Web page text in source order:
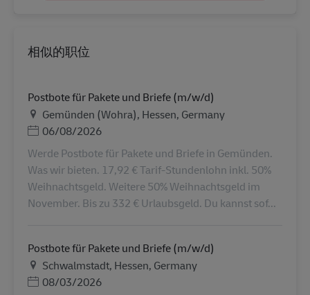
相似的职位
Postbote für Pakete und Briefe (m/w/d)
地点Gemünden (Wohra), Hessen, Germany
Posted Date
06/08/2026
Werde Postbote für Pakete und Briefe in Gemünden.
Was wir bieten. 17,92 € Tarif-Stundenlohn inkl. 50%
Weihnachtsgeld. Weitere 50% Weihnachtsgeld im
November. Bis zu 332 € Urlaubsgeld. Du kannst sof...
Postbote für Pakete und Briefe (m/w/d)
地点Schwalmstadt, Hessen, Germany
Posted Date
08/03/2026